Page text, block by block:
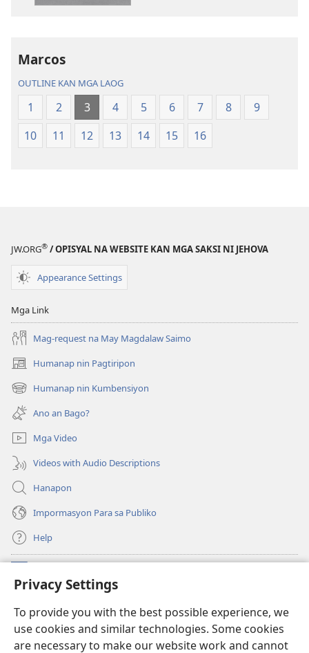
Privacy Settings
To provide you with the best possible experience, we
use cookies and similar technologies. Some cookies
are necessary to make our website work and cannot
Kasuratan
kan
Banal
Marcos
OUTLINE KAN MGA LAOG
1 2 3 4 5 6 7 8
9
10
11 12 13 14 15 16
JW.ORG® / OPISYAL NA WEBSITE KAN MGA SAKSI NI JEHOVA
Appearance Settings
Mga Link
Mag-request na May Magdalaw Saimo
Humanap nin Pagtiripon
(opens
new
window)
Humanap nin Kumbensiyon
(opens
new
window)
Ano an Bago?
Mga Video
Videos with Audio Descriptions
Hanapon
Impormasyon Para sa Publiko
Help
(opens
new
Watchtower ONLINE NA LIBRARYA
(opens
new
window)JW Hub
(opens